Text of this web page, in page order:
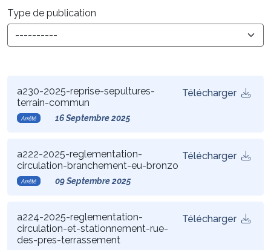
Type de publication
a230-2025-reprise-sepultures-
terrain-commun
Télécharger
Arrêté 16 Septembre 2025
a222-2025-reglementation-
circulation-branchement-eu-bronzo
Télécharger
Arrêté 09 Septembre 2025
a224-2025-reglementation-
circulation-et-stationnement-rue-
des-pres-terrassement
Télécharger